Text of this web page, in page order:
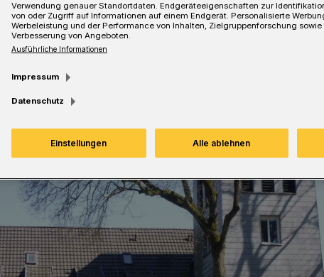
Eine Minute Lesezeit
Verwendung genauer Standortdaten. Endgeräteeigenschaften zur
von oder Zugriff auf Informationen auf einem Endgerät. Personalisierte
Werbeleistung und der Performance von Inhalten, Zielgruppenforschung
Verbesserung von Angeboten.
Ausführliche Informationen
Impressum
Datenschutz
Einstellungen Alle ablehnen